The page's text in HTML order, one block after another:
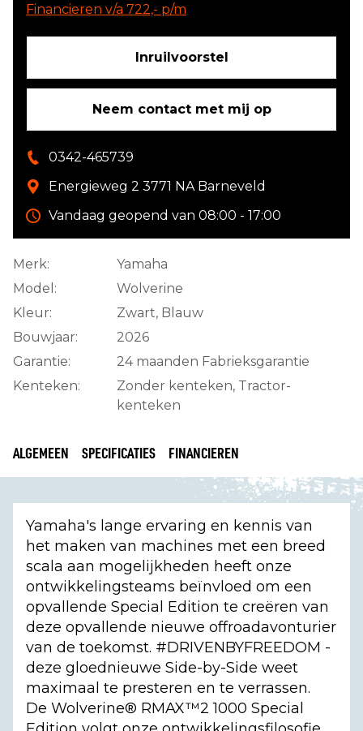
Financieren v/a 722,- p/m
Inruilvoorstel
Neem contact met mij op
0342-465739
Energieweg 2 3771 NA Barneveld
Vandaag geopend van 08:00 - 17:00
Merk:
Yamaha
Model:
Wolverine
Kleur:
Zwart, Blauw
Bouwjaar:
2026
Garantie:
24 maanden Fabrieksgarantie
Kenteken:
Zonder kenteken, Tractor-
kenteken
ALGEMEEN SPECIFICATIES FINANCIEREN
Yamaha's lange ervaring en kennis van
het maken van machines met een breed
scala aan mogelijkheden heeft onze
ontwikkelingsteams beïnvloed om een
opvallende Special Edition te creëren van
deze opvallende nieuwe offroadavonturier
van de toekomst. #DRIVENBYFREEDOM -
deze gloednieuwe Side-by-Side weet
maximaal te presteren en te verrassen.
De Wolverine® RMAX™2 1000 Special